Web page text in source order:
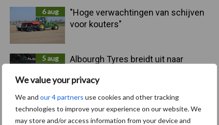
We value your privacy
We and our 4 partners use cookies and other tracking
technologies to improve your experience on our website. We
may store and/or access information from your device and
6 aug
"Hoge verwachtingen van schijven
voor kouters"
5 aug
Albourgh Tyres breidt uit naar
Caterpillar breidt gamma
elektrische bulldozers uit